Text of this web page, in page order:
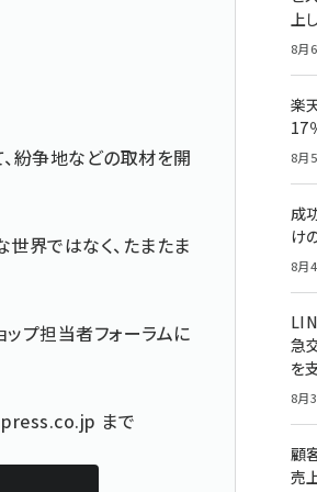
紛争地などの取材を開
世界ではなく、たまたま
ップ担当者フォーラムに
まで
上
8月
楽
17
8月
成
け
8月
急
を
8月
顧
売